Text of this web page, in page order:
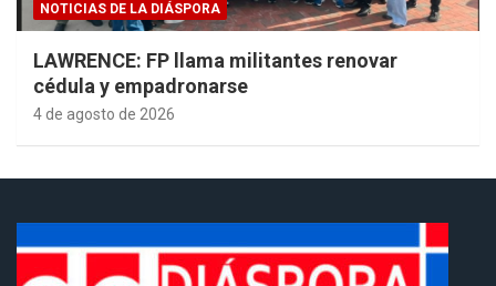
NOTICIAS DE LA DIÁSPORA
LAWRENCE: FP llama militantes renovar
cédula y empadronarse
4 de agosto de 2026